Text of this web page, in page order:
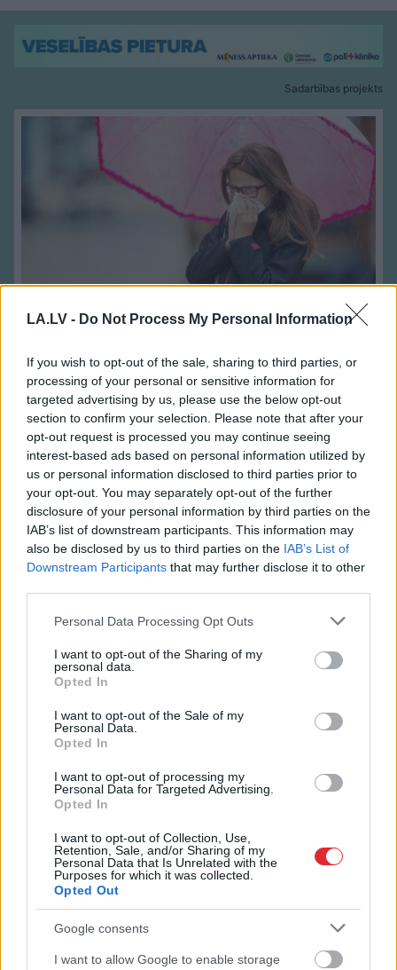
LA.LV - Do Not Process My Personal Information
If you wish to opt-out of the sale, sharing to third parties, or
processing of your personal or sensitive information for
targeted advertising by us, please use the below opt-out
section to confirm your selection. Please note that after your
opt-out request is processed you may continue seeing
interest-based ads based on personal information utilized by
us or personal information disclosed to third parties prior to
your opt-out. You may separately opt-out of the further
disclosure of your personal information by third parties on the
IAB’s list of downstream participants. This information may
also be disclosed by us to third parties on the IAB’s List of
Downstream Participants that may further disclose it to other
Please note that this website/app uses one or more Google
not limited to your visit or usage behaviour. You may click to
grant or deny consent to Google and its third-party tags to
use your data for below specified purposes in below Google
consent section.
Personal Data Processing Opt Outs
I want to opt-out of the Sharing of my
personal data.
Opted In
I want to opt-out of the Sale of my
Personal Data.
Opted In
I want to opt-out of processing my
Personal Data for Targeted Advertising.
Opted In
I want to opt-out of Collection, Use,
Retention, Sale, and/or Sharing of my
Personal Data that Is Unrelated with the
Purposes for which it was collected.
Opted Out
Google consents
I want to allow Google to enable storage
Sadarbības projekts
Speciālisti
konsultē: Rudens vīrusi, klepus
profilakse un ārstēšanas iespējas
Speciālistu padomi
mentālās veselības
profilaksei
Menopauzeun sirds
veselība – klusais
risks, par kuru
sievietēm jāzina
1 no 10
Karstums ir ideāls
kuri siltumā kļūst
bīstami jau pēc dažām
stundām
Apinis: Covid–
Atcelt Ziņot